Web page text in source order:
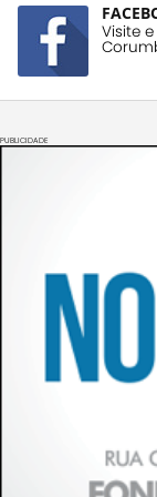
Visite
PUBLICIDADE